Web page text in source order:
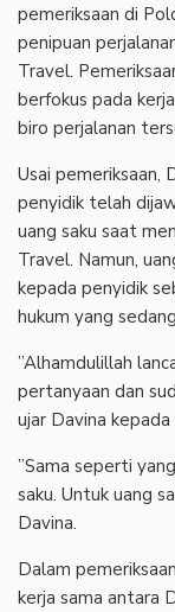
pemeriksaan di
penipuan
Travel.
berfokus pada
biro perjalanan
‎Usai pemeriksaan,
penyidik telah
uang saku saat
Travel. Namun,
kepada penyidik
hukum yang
‎”Alhamdulillah
pertanyaan dan
ujar Davina
‎”Sama seperti
saku. Untuk uang
Davina.
‎Dalam
kerja sama antara